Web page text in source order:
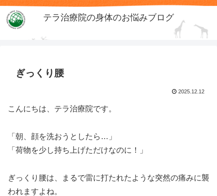
テラ治療院の身体のお悩みブログ
ぎっくり腰
2025.12.12
こんにちは、テラ治療院です。
「朝、顔を洗おうとしたら…」
「荷物を少し持ち上げただけなのに！」
ぎっくり腰は、まるで雷に打たれたような突然の痛みに襲
われますよね。